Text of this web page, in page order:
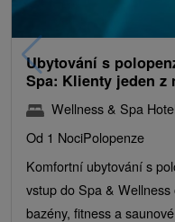
Ubytování s
Spa: Klienty jeden z
Wellness & Spa
Od 1 NociPolopenze
Komfortní ubytování s
vstup do Spa &
bazény, fitness a